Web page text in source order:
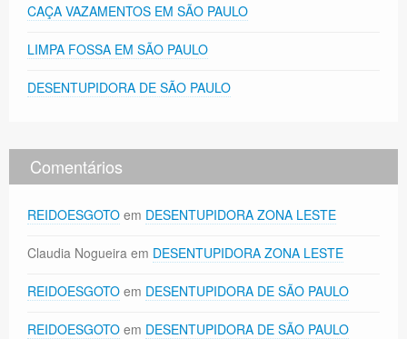
CAÇA VAZAMENTOS EM SÃO PAULO
LIMPA FOSSA EM SÃO PAULO
DESENTUPIDORA DE SÃO PAULO
Comentários
REIDOESGOTO em DESENTUPIDORA ZONA LESTE
Claudia Nogueira em DESENTUPIDORA ZONA LESTE
REIDOESGOTO em DESENTUPIDORA DE SÃO PAULO
REIDOESGOTO em DESENTUPIDORA DE SÃO PAULO